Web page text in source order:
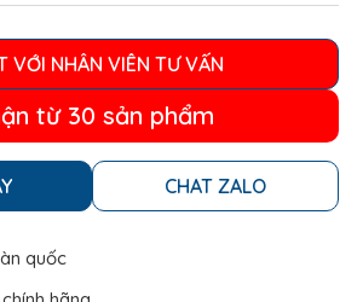
VỚI NHÂN VIÊN TƯ VẤN
từ 30 sản phẩm
CHAT ZALO
quốc